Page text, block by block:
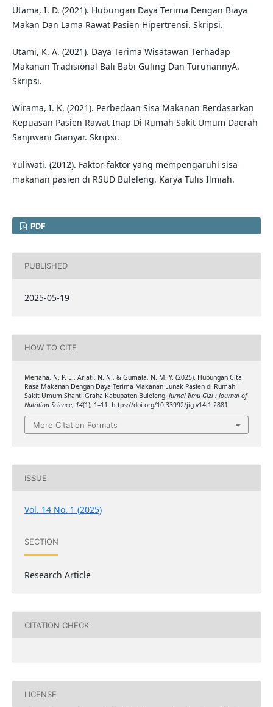
Utama, I. D. (2021). Hubungan Daya Terima Dengan Biaya
Makan Dan Lama Rawat Pasien Hipertrensi. Skripsi.
Utami, K. A. (2021). Daya Terima Wisatawan Terhadap
Makanan Tradisional Bali Babi Guling Dan TurunannyA.
Skripsi.
Wirama, I. K. (2021). Perbedaan Sisa Makanan Berdasarkan
Kepuasan Pasien Rawat Inap Di Rumah Sakit Umum Daerah
Sanjiwani Gianyar. Skripsi.
Yuliwati. (2012). Faktor-faktor yang mempengaruhi sisa
makanan pasien di RSUD Buleleng. Karya Tulis Ilmiah.
PDF
PUBLISHED
2025-05-19
HOW TO CITE
Meriana, N. P. L., Ariati, N. N., & Gumala, N. M. Y. (2025). Hubungan Cita
Rasa Makanan Dengan Daya Terima Makanan Lunak Pasien di Rumah
Sakit Umum Shanti Graha Kabupaten Buleleng. Jurnal Ilmu Gizi : Journal of
Nutrition Science, 14(1), 1–11. https://doi.org/10.33992/jig.v14i1.2881
More Citation Formats
ISSUE
Vol. 14 No. 1 (2025)
SECTION
Research Article
CITATION CHECK
LICENSE